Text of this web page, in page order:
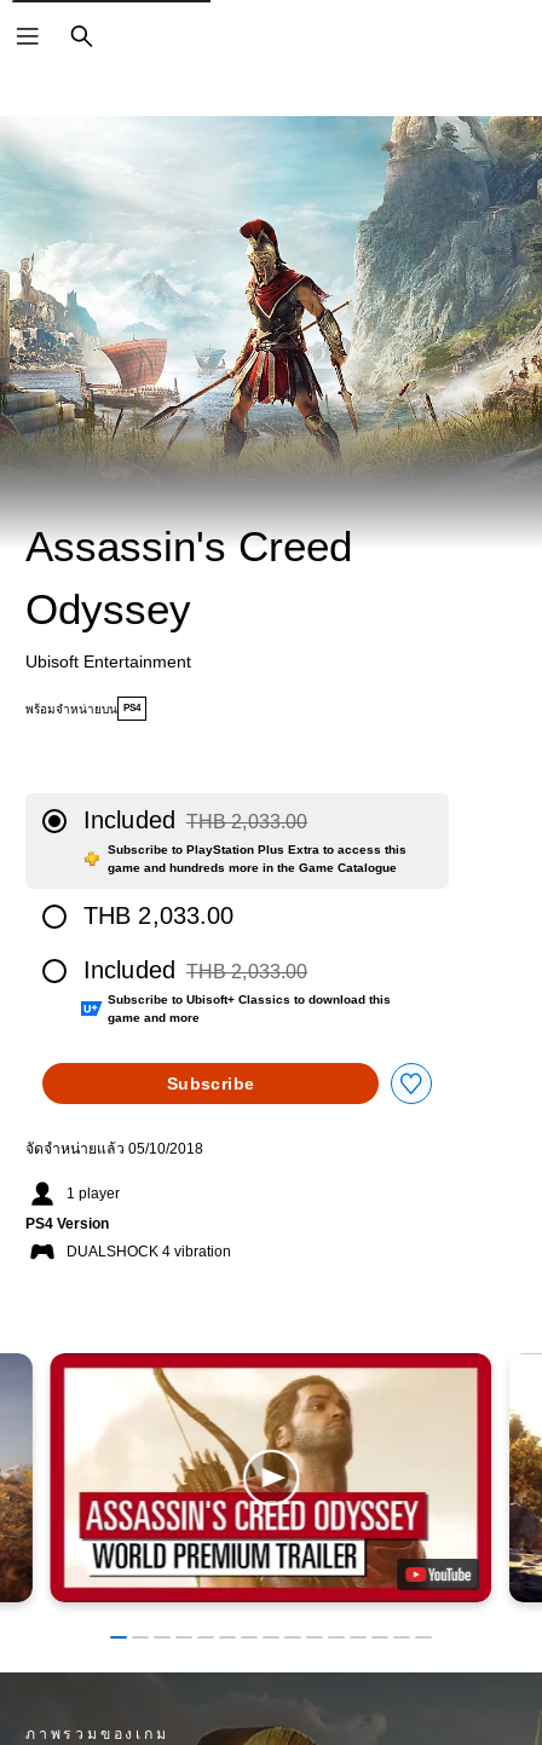
Assassin's Creed
Odyssey
Ubisoft Entertainment
พร้อมจำหน่ายบน PS4
Included Discounted from original price of THB
THB 2,033.00
Subscribe to PlayStation Plus Extra to access this
game and hundreds more in the Game Catalogue
THB 2,033.00
Included Discounted from original price of THB
THB 2,033.00
Subscribe to Ubisoft+ Classics to download this
game and more
Subscribe
จัดจำหน่ายแล้ว 05/10/2018
1 player
PS4 Version
DUALSHOCK 4 vibration
ภาพรวมของเกม